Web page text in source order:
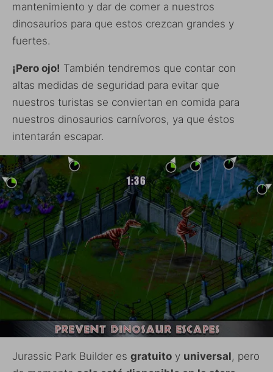
mantenimiento y dar de comer a nuestros
dinosaurios para que estos crezcan grandes y
fuertes.
¡Pero ojo! También tendremos que contar con
altas medidas de seguridad para evitar que
nuestros turistas se conviertan en comida para
nuestros dinosaurios carnívoros, ya que éstos
intentarán escapar.
Jurassic Park Builder es gratuito y universal, pero